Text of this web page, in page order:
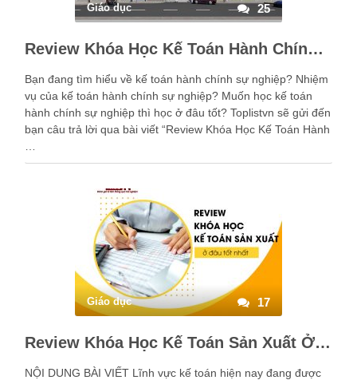
Giáo dục 25
Review Khóa Học Kế Toán Hành Chính Sự Nghiệp Ở Đâu Tốt
Bạn đang tìm hiểu về kế toán hành chính sự nghiệp? Nhiệm
vụ của kế toán hành chính sự nghiệp? Muốn học kế toán
hành chính sự nghiệp thì học ở đâu tốt? Toplistvn sẽ gửi đến
bạn câu trả lời qua bài viết “Review Khóa Học Kế Toán Hành
Giáo dục 17
Review Khóa Học Kế Toán Sản Xuất Ở Đâu Tốt Nhất
NỘI DUNG BÀI VIẾT Lĩnh vực kế toán hiện nay đang được